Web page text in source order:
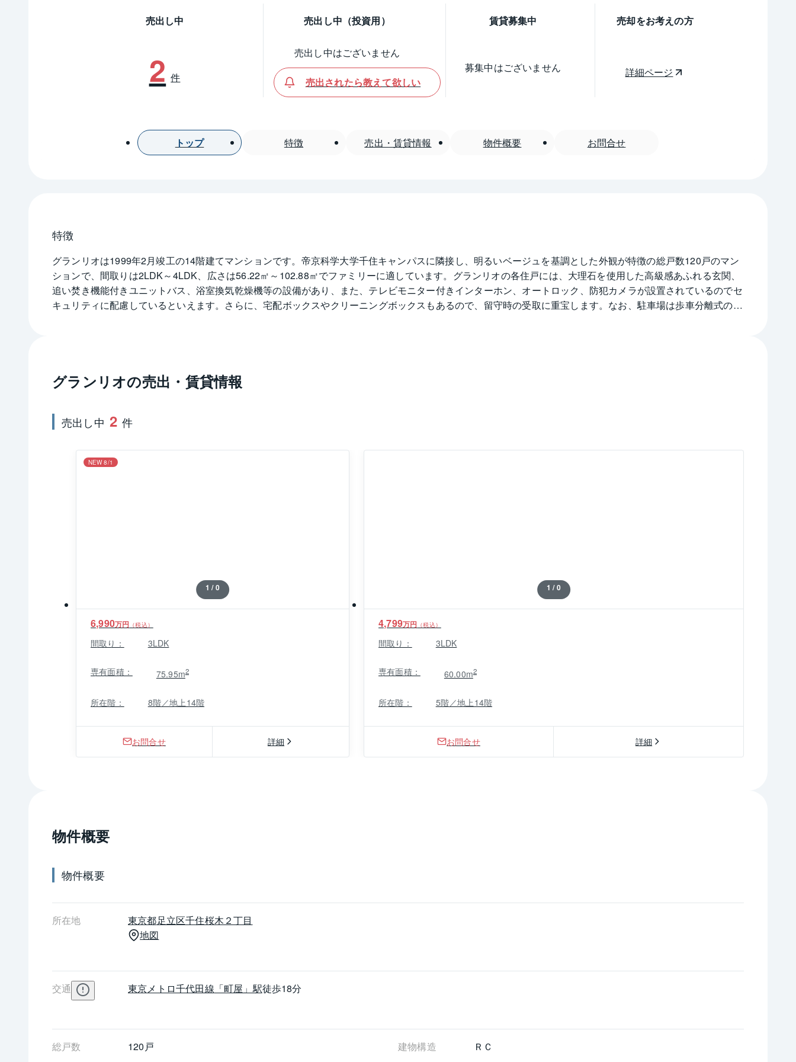
売出し中
2 件
売出し中（投資用）
売出し中はございません
売出されたら教えて欲しい
賃貸募集中
募集中はございません
売却をお考えの方
詳細ページ
トップ 特徴 売出・賃貸情報 物件概要 お問合せ
特徴
グランリオは1999年2月竣工の14階建てマンションです。帝京科学大学千住キャンパスに隣接し、明るいベージュを基調とした外観が特徴の総戸数120戸のマン
ションで、間取りは2LDK～4LDK、広さは56.22㎡～102.88㎡でファミリーに適しています。グランリオの各住戸には、大理石を使用した高級感あふれる玄関、
追い焚き機能付きユニットバス、浴室換気乾燥機等の設備があり、また、テレビモニター付きインターホン、オートロック、防犯カメラが設置されているのでセ
キュリティに配慮しているといえます。さらに、宅配ボックスやクリーニングボックスもあるので、留守時の受取に重宝します。なお、駐車場は歩車分離式の安
グランリオの売出・賃貸情報
売出し中 2 件
1 / 0
NEW 8/1
6,990万円 （税込）
間取り： 3LDK
専有面積： 75.95m2
所在階： 8階／地上14階
お問合せ 詳細
1 / 0
4,799万円 （税込）
間取り： 3LDK
専有面積： 60.00m2
所在階： 5階／地上14階
お問合せ 詳細
物件概要
物件概要
所在地 東京都足立区千住桜木２丁目
地図
交通 東京メトロ千代田線 「町屋」駅徒歩18分
総戸数 120戸 建物構造 ＲＣ